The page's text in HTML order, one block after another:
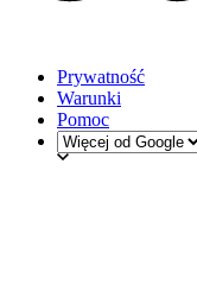
Prywatność
Warunki
Pomoc